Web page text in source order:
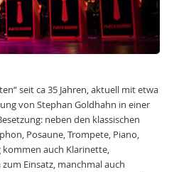
seit ca 35 Jahren, aktuell mit etwa
von Stephan Goldhahn in einer
neben den klassischen
Posaune, Trompete, Piano,
kommen auch Klarinette,
Einsatz, manchmal auch